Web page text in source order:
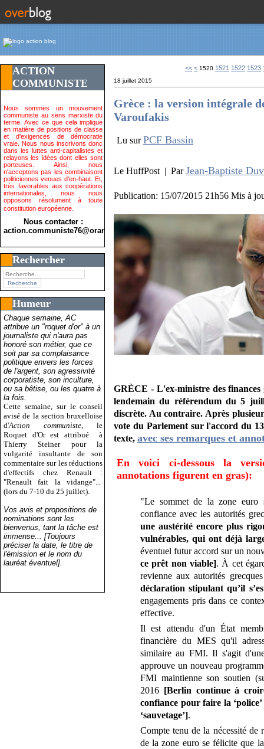
ACTION
COMMUNISTE
Nous sommes un mouvement
communiste au sens marxiste du
terme. Avec ce que cela implique
en matière de positions de classe
et d'exigences de démocratie
vraie. Nous nous inscrivons donc
dans les luttes anti-capitalistes et
relayons les idées dont elles sont
porteuses. Ainsi, nous
n'acceptons pas les combinaisont
politiciennes venues d'en-haut. Et,
très favorables aux coopérations
internationales, nous nous
opposons résolument à toute
constitution européenne.
Nous contacter :
action.communiste76@orange.fr>
Rechercher
Humeur
Chaque semaine, AC
attribue un "roquet d'or" à un
journaliste qui n'aura pas
honoré son métier, que ce
soit par sa complaisance
politique envers les forces
de l'argent, son agressivité
corporatiste, son inculture,
ou sa bêtise, ou les quatre à
la fois.
Cette semaine, sur le conseil
avisé de la section bruxelloise
d'Action communiste , le
Roquet d'Or est attribué
à
Thierry Steiner pour la
vulgarité insultante de son
commentaire sur les réductions
d'effectifs chez Renault :
"Renault fait la vidange"...
(lors du 7-10 du 25 juillet).
Vos avis et propositions de
nominations sont les
bienvenus, tant la tâche est
immense... [Toujours
préciser la date, le titre de
l'émission et le nom du
lauréat éventuel].
<< < 1500
1510
1520 1521 1522 1523
18 juillet 2015
Grèce : la version intégrale
Varoufakis
Lu surPCF Bassin
Le HuffPost | ParJean-Baptiste
Publication: 15/07/2015 21h56Mis à
GRÈCE - L'ex-ministre des finances
lendemain du référendum du 5
discrète. Au contraire. Après
vote du Parlement sur l'accord du
texte,avec ses remarques et
En voici ci-dessous la
annotations figurent en gras):
"Le sommet de la zone euro
confiance avec les autorités
une austérité encore plus
vulnérables, qui ont déjà
éventuel futur accord sur un
ce prêt non viable]. À cet
revienne aux autorités
déclaration stipulant qu’il
engagements pris dans ce
effective.
Il est attendu d'un État
financière du MES qu'il
similaire au FMI. Il s'agit
approuve un nouveau
FMI maintienne son soutien
2016 [Berlin continue à
confiance pour faire la
‘sauvetage’].
Compte tenu de la nécessité
de la zone euro se félicite que